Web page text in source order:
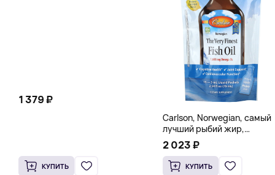
1 379 ₽
КУПИТЬ
Carlson, Norwegian, самый
лучший рыбий жир,
натуральный лимон, 15
пакетиков (5 мл) каждый
2 023 ₽
КУПИТЬ